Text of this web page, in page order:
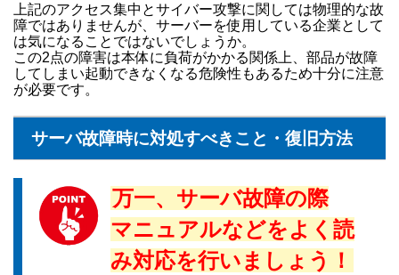
上記のアクセス集中とサイバー攻撃に関しては物理的な故
障ではありませんが、サーバーを使用している企業として
は気になることではないでしょうか。
この2点の障害は本体に負荷がかかる関係上、部品が故障
してしまい起動できなくなる危険性もあるため十分に注意
が必要です。
サーバ故障時に対処すべきこと・復旧方法
万一、サーバ故障の際
マニュアルなどをよく読
み対応を行いましょう！